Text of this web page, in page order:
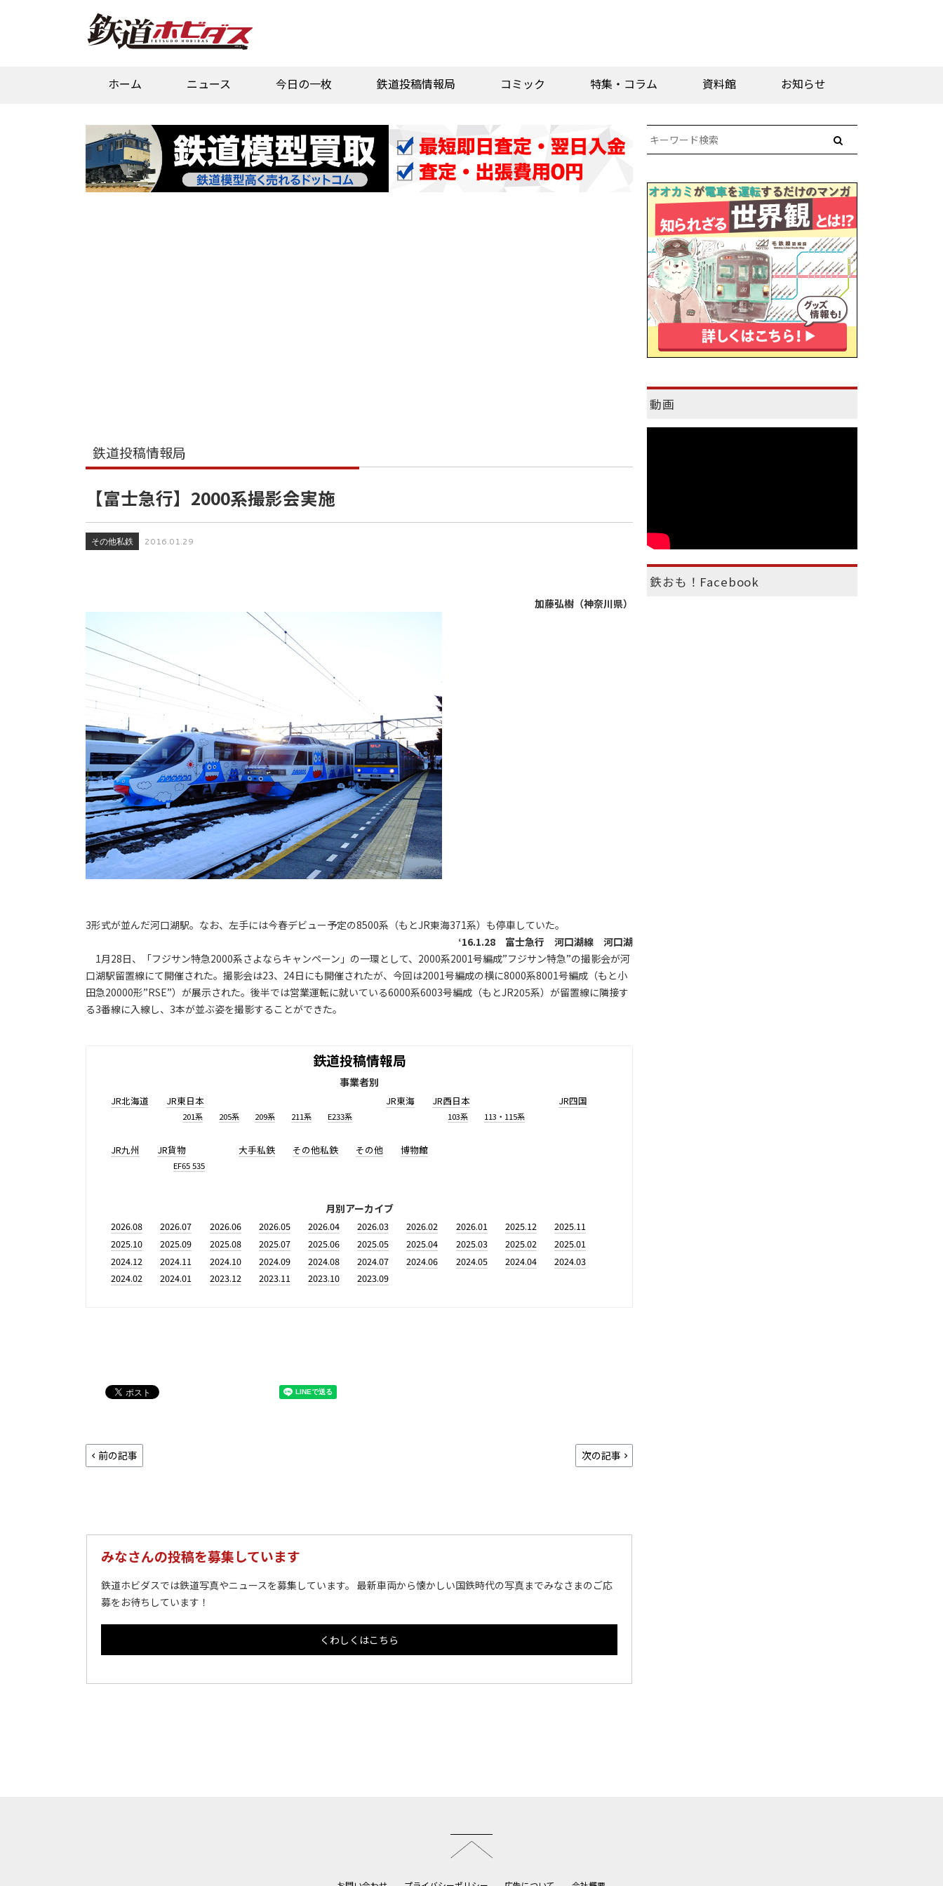
ホーム ニュース 今日の一枚 鉄道投稿情報局 コミック 特集・コラム 資料館 お知らせ
鉄道投稿情報局
【富士急行】2000系撮影会実施
その他私鉄 2016.01.29
加藤弘樹（神奈川県）
3形式が並んだ河口湖駅。なお、左手には今春デビュー予定の8500系（もとJR東海371系）も停車していた。
‘16.1.28 富士急行 河口湖線 河口湖
1月28日、「フジサン特急2000系さよならキャンペーン」の一環として、2000系2001号編成”フジサン特急”の撮影会が河
口湖駅留置線にて開催された。撮影会は23、24日にも開催されたが、今回は2001号編成の横に8000系8001号編成（もと小
田急20000形”RSE”）が展示された。後半では営業運転に就いている6000系6003号編成（もとJR205系）が留置線に隣接す
る3番線に入線し、3本が並ぶ姿を撮影することができた。
鉄道投稿情報局
事業者別
JR北海道 JR東日本
201系 205系 209系 211系 E233系
JR東海 JR西日本
103系 113・115系
JR四国
JR九州 JR貨物
EF65 535
大手私鉄 その他私鉄 その他 博物館
月別アーカイブ
2026.08 2026.07 2026.06 2026.05 2026.04 2026.03 2026.02 2026.01 2025.12
2025.11
2025.10
2025.09 2025.08 2025.07 2025.06 2025.05 2025.04 2025.03 2025.02
2025.01
2024.12
2024.11 2024.10 2024.09 2024.08 2024.07 2024.06 2024.05 2024.04
2024.03
2024.02
2024.01 2023.12 2023.11 2023.10 2023.09
前の記事 次の記事
みなさんの投稿を募集しています
鉄道ホビダスでは鉄道写真やニュースを募集しています。 最新車両から懐かしい国鉄時代の写真までみなさまのご応
募をお待ちしています！
くわしくはこちら
動画
鉄おも！Facebook